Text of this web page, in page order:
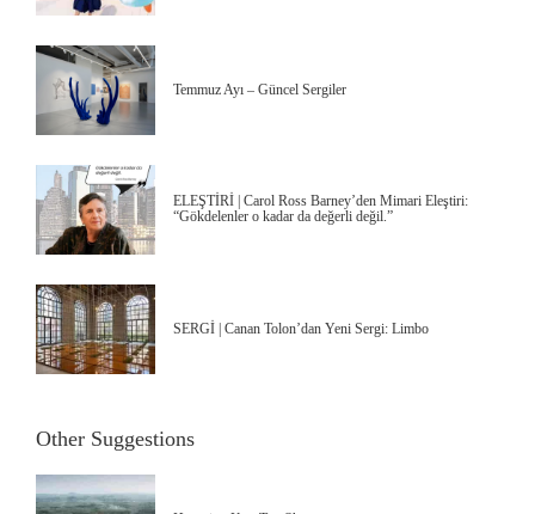
Temmuz Ayı – Güncel Sergiler
ELEŞTİRİ | Carol Ross Barney’den Mimari Eleştiri:
“Gökdelenler o kadar da değerli değil.”
SERGİ | Canan Tolon’dan Yeni Sergi: Limbo
Other Suggestions